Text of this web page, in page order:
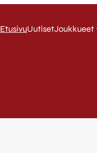
EtusivuUutisetJoukkueet